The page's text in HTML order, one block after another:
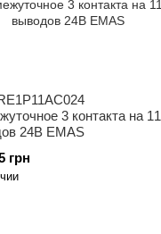
3 контакта на 11
24В EMAS
грн